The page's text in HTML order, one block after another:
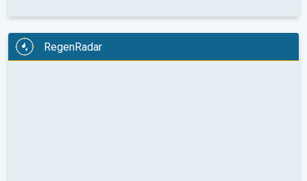
RegenRadar